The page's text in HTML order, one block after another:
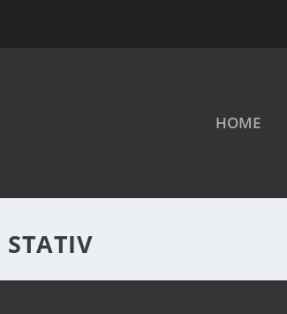
HOME
STATIV